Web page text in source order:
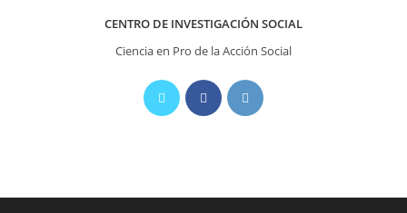
CENTRO DE INVESTIGACIÓN SOCIAL
Ciencia en Pro de la Acción Social